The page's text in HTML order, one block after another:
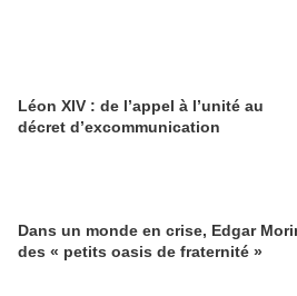
Léon XIV : de l’appel à l’unité au
décret d’excommunication
Dans un monde en crise, Edgar
des « petits oasis de fraternité »